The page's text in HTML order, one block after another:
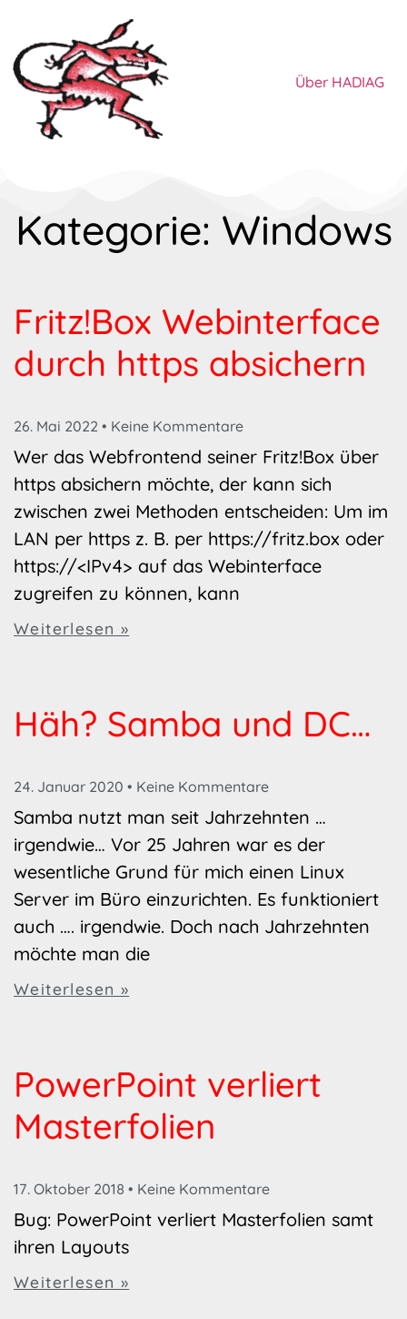
Über HADIAG
Kategorie: Windows
Fritz!Box Webinterface
durch https absichern
26. Mai 2022 Keine Kommentare
Wer das Webfrontend seiner Fritz!Box über
https absichern möchte, der kann sich
zwischen zwei Methoden entscheiden: Um im
LAN per https z. B. per https://fritz.box oder
https://<IPv4> auf das Webinterface
zugreifen zu können, kann
Weiterlesen »
Häh? Samba und DC…
24. Januar 2020 Keine Kommentare
Samba nutzt man seit Jahrzehnten …
irgendwie… Vor 25 Jahren war es der
wesentliche Grund für mich einen Linux
Server im Büro einzurichten. Es funktioniert
auch …. irgendwie. Doch nach Jahrzehnten
möchte man die
Weiterlesen »
PowerPoint verliert
Masterfolien
17. Oktober 2018 Keine Kommentare
Bug: PowerPoint verliert Masterfolien samt
ihren Layouts
Weiterlesen »